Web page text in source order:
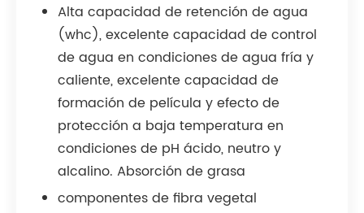
Alta capacidad de retención de agua
(whc), excelente capacidad de control
de agua en condiciones de agua fría y
caliente, excelente capacidad de
formación de película y efecto de
protección a baja temperatura en
condiciones de pH ácido, neutro y
alcalino. Absorción de grasa
componentes de fibra vegetal